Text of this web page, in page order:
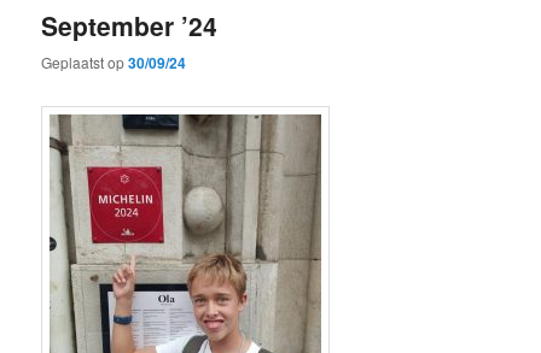
September ’24
Geplaatst op30/09/24